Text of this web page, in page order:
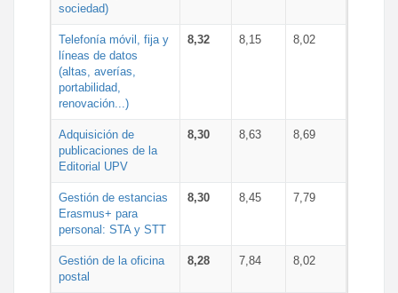
sociedad)
Telefonía móvil, fija y
líneas de datos
(altas, averías,
portabilidad,
renovación...)
8,32 8,15 8,02
Adquisición de
publicaciones de la
Editorial UPV
8,30 8,63 8,69
Gestión de estancias
Erasmus+ para
personal: STA y STT
8,30 8,45 7,79
Gestión de la oficina
postal
8,28 7,84 8,02